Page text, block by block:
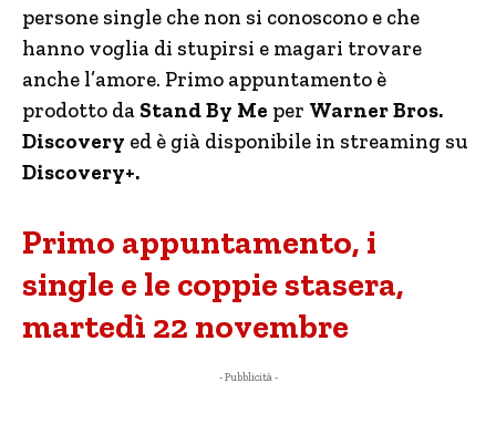
persone single che non si conoscono e che
hanno voglia di stupirsi e magari trovare
anche l’amore. Primo appuntamento è
prodotto da Stand By Me per Warner Bros.
Discovery ed è già disponibile in streaming su
Discovery+.
Primo appuntamento, i
single e le coppie stasera,
martedì 22 novembre
- Pubblicità -